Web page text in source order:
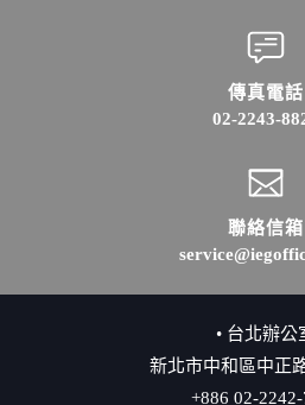
傳真電話
02-2243-
聯絡信箱
• 台北辦公
新北市中和區中正
+886 02-